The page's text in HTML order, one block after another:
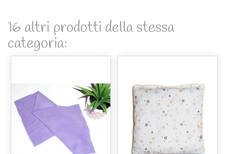
16 altri prodotti della stessa
categoria: